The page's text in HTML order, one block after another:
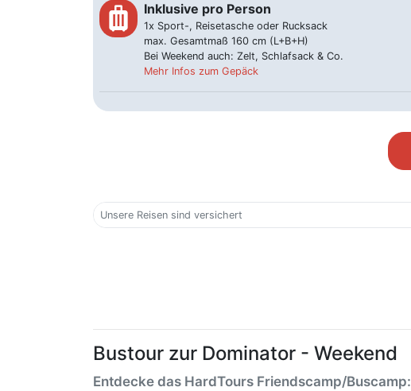
luggage Inklusive pro Person
1x Sport-, Reisetasche oder Rucksack
max. Gesamtmaß 160 cm (L+B+H)
Bei Weekend auch: Zelt, Schlafsack & Co.
Mehr Infos zum Gepäck
Unsere Reisen sind versichert
Bustour zur Dominator - Weekend
Entdecke das HardTours Friendscamp/Buscamp: